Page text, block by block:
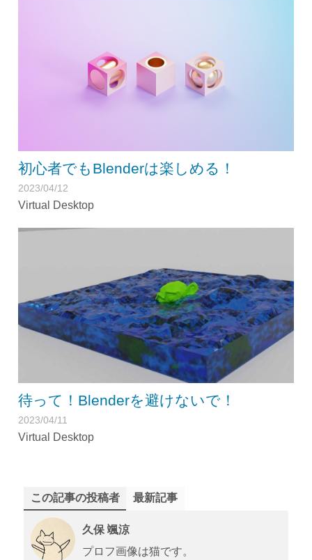
初心者でもBlenderは楽しめる！
2023/04/12
Virtual Desktop
待って！Blenderを避けないで！
2023/04/11
Virtual Desktop
この記事の投稿者 最新記事
久保 颯涼
プロフ画像は猫です。